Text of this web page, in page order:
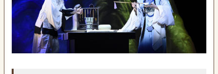
回
顧
後
索